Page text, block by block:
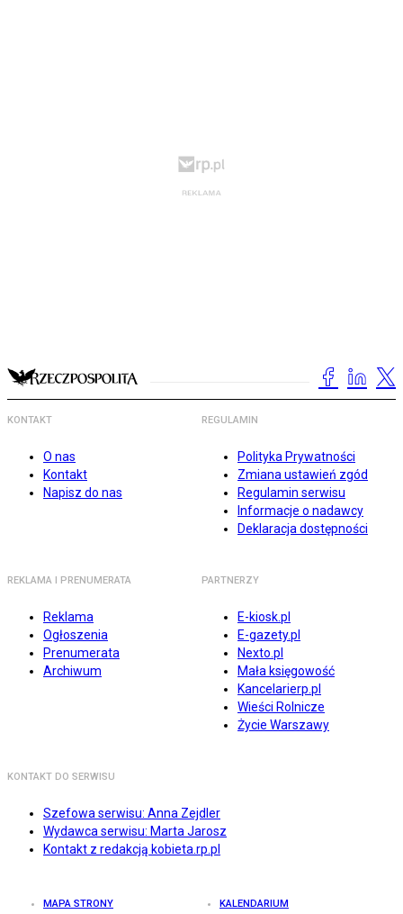
KONTAKT
O nas
Kontakt
Napisz do nas
REGULAMIN
Polityka Prywatności
Zmiana ustawień zgód
Regulamin serwisu
Informacje o nadawcy
Deklaracja dostępności
REKLAMA I PRENUMERATA
Reklama
Ogłoszenia
Prenumerata
Archiwum
PARTNERZY
E-kiosk.pl
E-gazety.pl
Nexto.pl
Mała księgowość
Kancelarierp.pl
Wieści Rolnicze
Życie Warszawy
KONTAKT DO SERWISU
Szefowa serwisu: Anna Zejdler
Wydawca serwisu: Marta Jarosz
Kontakt z redakcją kobieta.rp.pl
MAPA STRONY KALENDARIUM